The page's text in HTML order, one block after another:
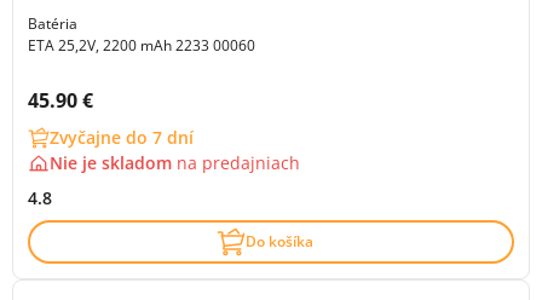
Batéria
ETA 25,2V, 2200 mAh 2233 00060
Cena s DPH:
45.90 €
Zvyčajne do 7 dní
Nie je skladom na predajniach
4.8
Do košíka